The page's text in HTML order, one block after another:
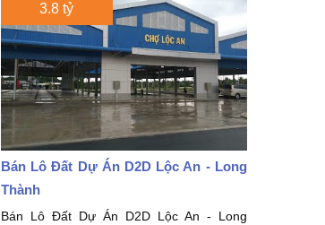
3.8 tỷ
Bán Lô Đất Dự Án D2D Lộc An - Long
Thành
Bán Lô Đất Dự Án D2D Lộc An - Long